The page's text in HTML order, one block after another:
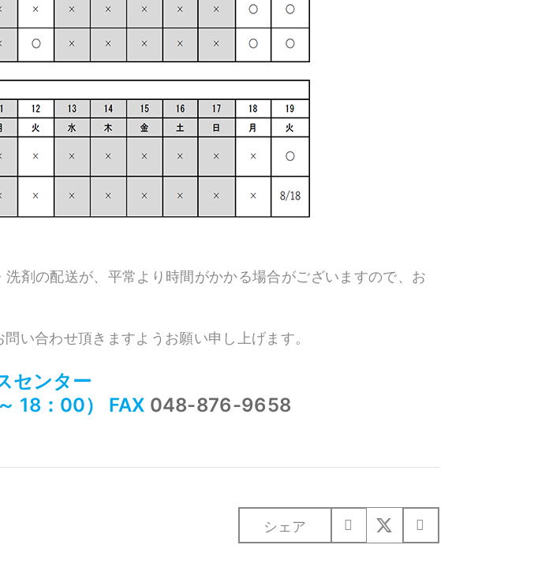
剤の配送が、平常より時間がかかる場合がございますので、お
い合わせ頂きますようお願い申し上げます。
センター
18：00） FAX 048-876-9658
シェア